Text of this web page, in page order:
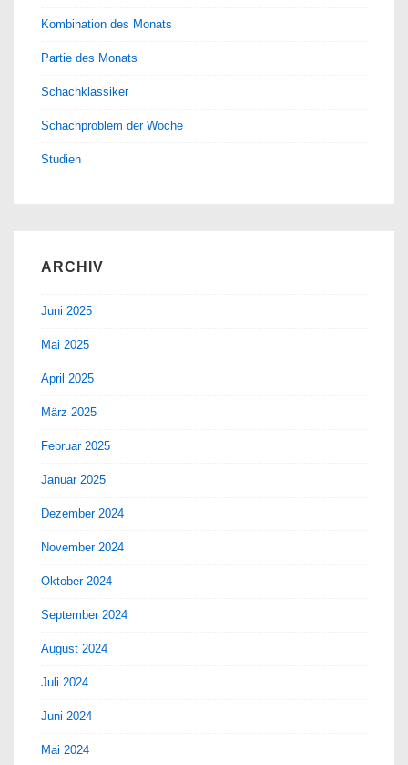
Kombination des Monats
Partie des Monats
Schachklassiker
Schachproblem der Woche
Studien
ARCHIV
Juni 2025
Mai 2025
April 2025
März 2025
Februar 2025
Januar 2025
Dezember 2024
November 2024
Oktober 2024
September 2024
August 2024
Juli 2024
Juni 2024
Mai 2024